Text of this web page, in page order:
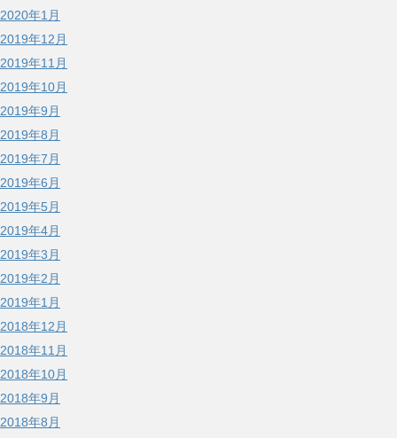
2020年1月
2019年12月
2019年11月
2019年10月
2019年9月
2019年8月
2019年7月
2019年6月
2019年5月
2019年4月
2019年3月
2019年2月
2019年1月
2018年12月
2018年11月
2018年10月
2018年9月
2018年8月